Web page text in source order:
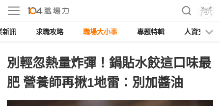
新訊 求職攻略 職場大小事 專題特輯 人資充電
別輕忽熱量炸彈！鍋貼水餃這口味最
肥 營養師再揪1地雷：別加醬油